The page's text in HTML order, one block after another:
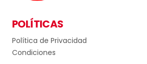
POLÍTICAS
Política de Privacidad
Condiciones